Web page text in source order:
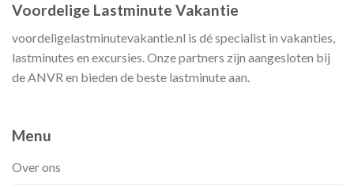
Voordelige Lastminute Vakantie
voordeligelastminutevakantie.nl is dé specialist in vakanties,
lastminutes en excursies. Onze partners zijn aangesloten bij
de ANVR en bieden de beste lastminute aan.
Menu
Over ons